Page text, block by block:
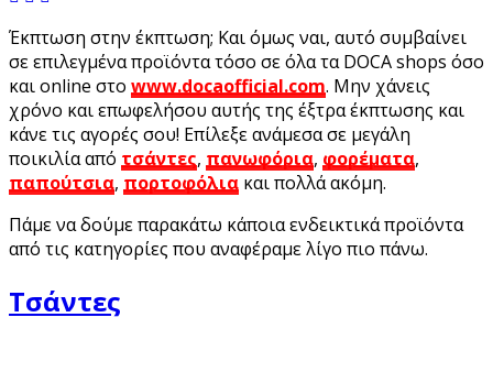
Έκπτωση στην έκπτωση; Και όμως ναι, αυτό συμβαίνει
σε επιλεγμένα προϊόντα τόσο σε όλα τα DOCA shops όσο
και online στο www.docaofficial.com. Μην χάνεις
χρόνο και επωφελήσου αυτής της έξτρα έκπτωσης και
κάνε τις αγορές σου! Επίλεξε ανάμεσα σε μεγάλη
ποικιλία από τσάντες, πανωφόρια, φορέματα,
παπούτσια, πορτοφόλια και πολλά ακόμη.
Πάμε να δούμε παρακάτω κάποια ενδεικτικά προϊόντα
από τις κατηγορίες που αναφέραμε λίγο πιο πάνω.
Τσάντες